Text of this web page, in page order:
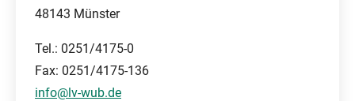
48143 Münster
Tel.: 0251/4175-0
Fax: 0251/4175-136
info@lv-wub.de